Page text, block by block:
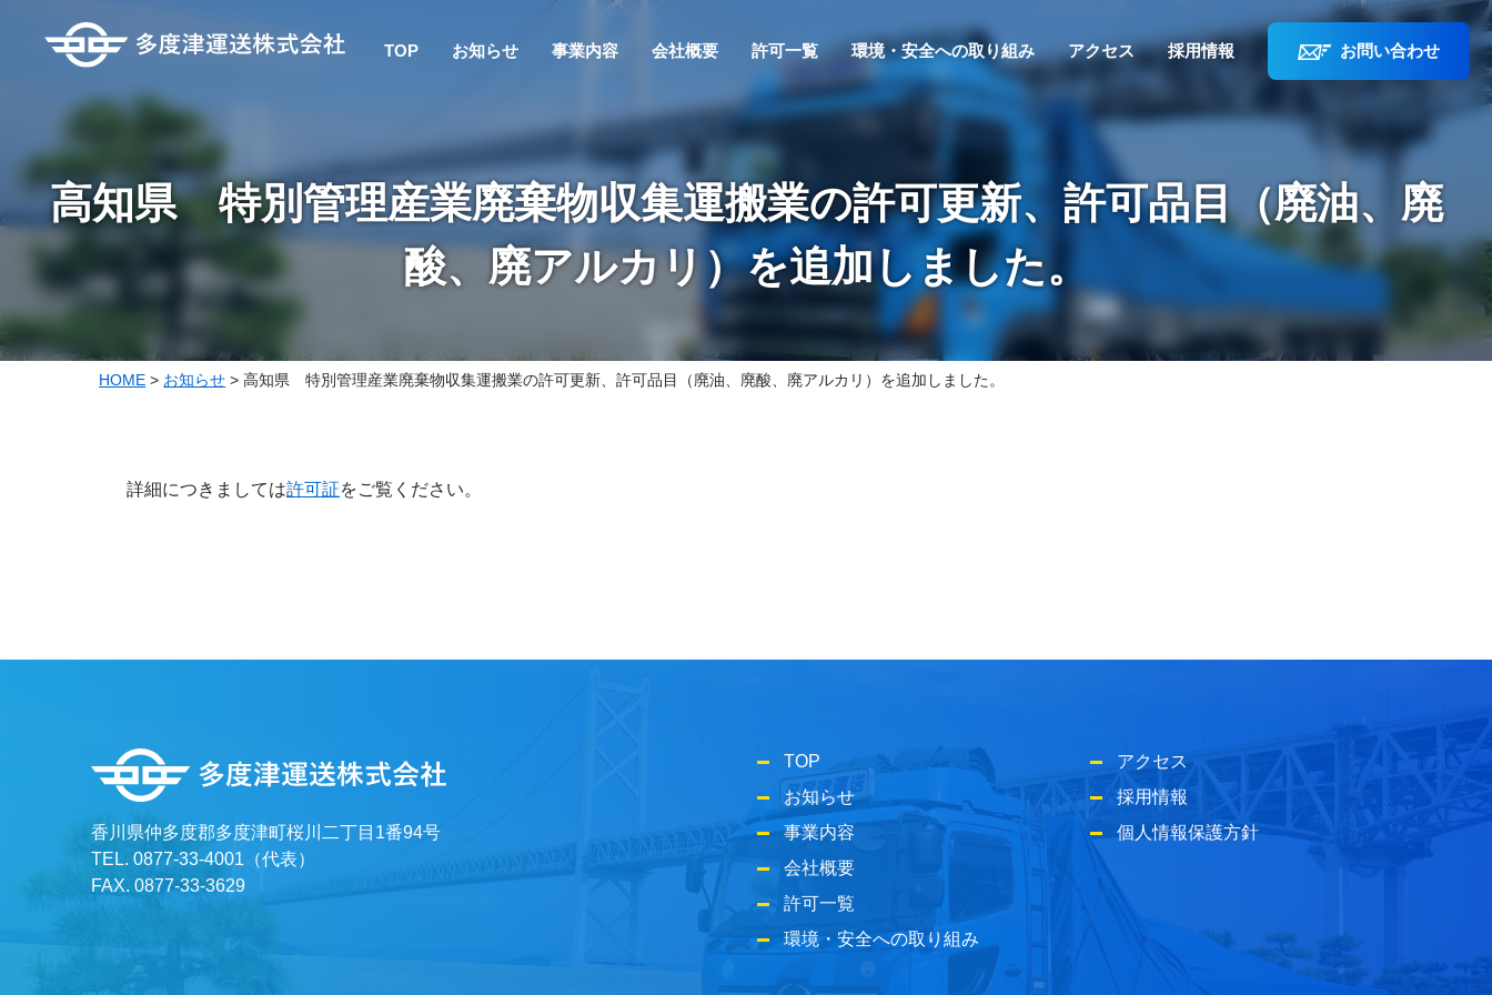
TOP お知らせ 事業内容 会社概要 許可一覧 環境・安全への取り組み アクセス 採用情報 お問い合わせ
高知県 特別管理産業廃棄物収集運搬業の許可更新、許可品目（廃油、廃
酸、廃アルカリ）を追加しました。
HOME > お知らせ >高知県 特別管理産業廃棄物収集運搬業の許可更新、許可品目（廃油、廃酸、廃アルカリ）を追加しました。
詳細につきましては許可証をご覧ください。
香川県仲多度郡多度津町桜川二丁目1番94号
TEL. 0877-33-4001（代表）
FAX. 0877-33-3629
TOP
お知らせ
事業内容
会社概要
許可一覧
環境・安全への取り組み
アクセス
採用情報
個人情報保護方針